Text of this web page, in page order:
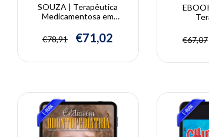
SOUZA | Terapêutica
Medicamentosa em
Feltrin de Souza e Juliana
Geremias Chichorro
€78,91 €71,02
Feltrin de
€67,07